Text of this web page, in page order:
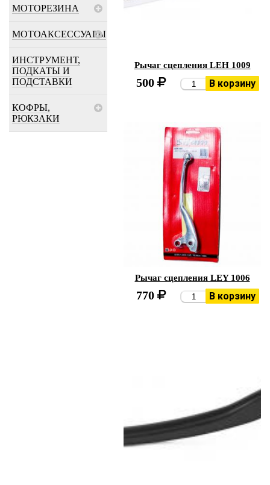
МОТОРЕЗИНА
МОТОАКСЕССУАРЫ
ИНСТРУМЕНТ,
ПОДКАТЫ И
ПОДСТАВКИ
КОФРЫ,
РЮКЗАКИ
Рычаг сцепления LEH 1009
500 В корзину
Рычаг сцепления LEY 1006
770 В корзину